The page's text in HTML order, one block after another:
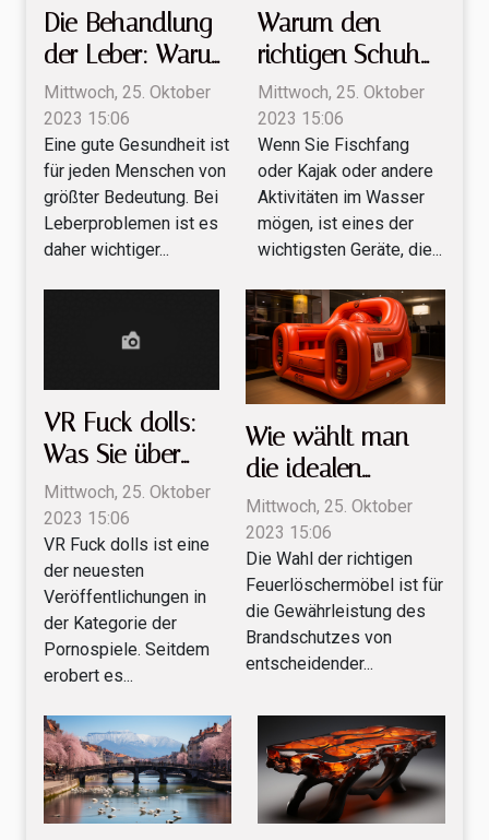
Die Behandlung
der Leber: Warum
sollte man sich
für Hepaphenol
entscheiden?
Mittwoch, 25. Oktober
2023 15:06
Eine gute Gesundheit ist
für jeden Menschen von
größter Bedeutung. Bei
Leberproblemen ist es
daher wichtiger...
Warum den
richtigen Schuh
für jedes
Abenteuer im
Wasser?
Mittwoch, 25. Oktober
2023 15:06
Wenn Sie Fischfang
oder Kajak oder andere
Aktivitäten im Wasser
mögen, ist eines der
wichtigsten Geräte, die...
VR Fuck dolls:
Was Sie über
dieses Porno-
Spiel wissen
sollten
Mittwoch, 25. Oktober
2023 15:06
VR Fuck dolls ist eine
der neuesten
Veröffentlichungen in
der Kategorie der
Pornospiele. Seitdem
erobert es...
Wie wählt man
die idealen
Feuerlöschermöbel
aus ?
Mittwoch, 25. Oktober
2023 15:06
Die Wahl der richtigen
Feuerlöschermöbel ist für
die Gewährleistung des
Brandschutzes von
entscheidender...